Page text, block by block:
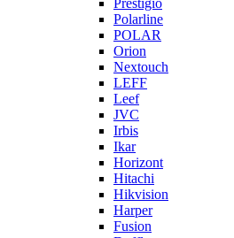
Prestigio
Polarline
POLAR
Orion
Nextouch
LEFF
Leef
JVC
Irbis
Ikar
Horizont
Hitachi
Hikvision
Harper
Fusion